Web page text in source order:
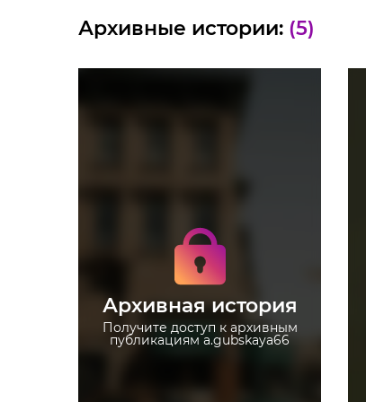
Архивные истории: (5)
Архивная история
Получите доступ к архивным
публикациям a.gubskaya66
архивным историям
a.gubskaya66
Не отвлекайтесь на
рекламу
Загружайте истории без
ограничений